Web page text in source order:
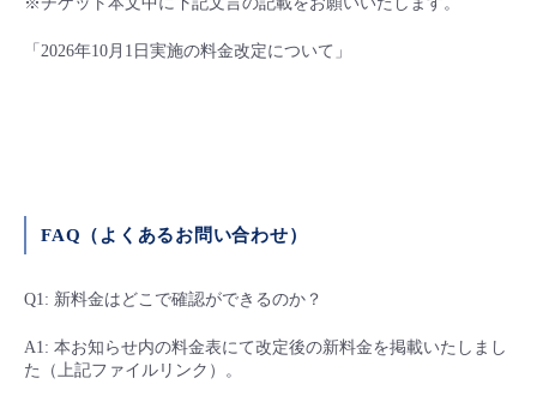
「2026年10月1日実施の料金改定について」
FAQ （よくあるお問い合わせ）
Q1: 新料金はどこで確認ができるのか？
A1: 本お知らせ内の料金表にて改定後の新料金を掲載いたしまし
た（上記ファイルリンク）。